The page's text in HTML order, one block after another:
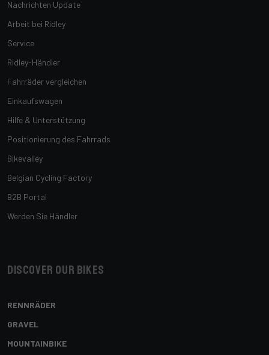
Nachrichten Update
Arbeit bei Ridley
Service
Ridley-Händler
Fahrräder vergleichen
Einkaufswagen
Hilfe & Unterstützung
Positionierung des Fahrrads
Bikevalley
Belgian Cycling Factory
B2B Portal
Werden Sie Händler
Discover our bikes
RENNRÄDER
GRAVEL
MOUNTAINBIKE